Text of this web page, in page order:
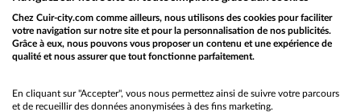
3étoiles
0
2étoiles
0
1 étoile 0
Ciprian D.
Publié à l'origine surcity-piel.es
VOIR L’AVIS D’ORIGINE
Découvrez ces produits similaires sélectionnés pour vous
Would you like to be redirected to our English site?
No
Chez Cuir-city.com comme ailleurs, nous utilisons des cookies pour faciliter
votre navigation sur notre site et pour la personnalisation de nos publicités.
Grâce à eux, nous pouvons vous proposer un contenu et une expérience de
qualité et nous assurer que tout fonctionne parfaitement.
En cliquant sur "Accepter", vous nous permettez ainsi de suivre votre parcours
et de recueillir des données anonymisées à des fins marketing.